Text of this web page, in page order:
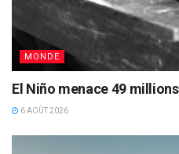
MONDE
El Niño menace 49
6 AOÛT 2026